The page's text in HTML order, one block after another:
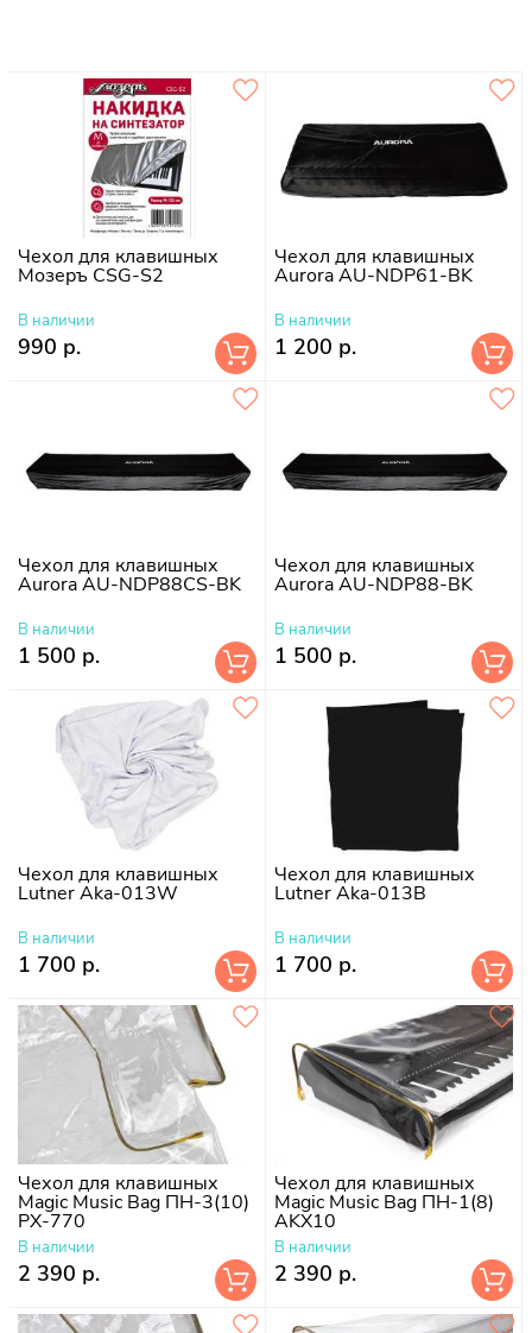
Чехол для клавишных
Мозеръ CSG-S2
В наличии
990 р.
Чехол для клавишных
Aurora AU-NDP61-BK
В наличии
1 200 р.
Чехол для клавишных
Aurora AU-NDP88CS-BK
В наличии
1 500 р.
Чехол для клавишных
Aurora AU-NDP88-BK
В наличии
1 500 р.
Чехол для клавишных
Lutner Aka-013W
В наличии
1 700 р.
Чехол для клавишных
Lutner Aka-013B
В наличии
1 700 р.
Чехол для клавишных
Magic Music Bag ПН-3(10)
PX-770
В наличии
2 390 р.
Чехол для клавишных
Magic Music Bag ПН-1(8)
AKX10
В наличии
2 390 р.